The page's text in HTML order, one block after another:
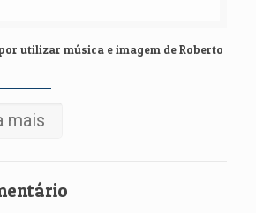
utilizar música e imagem de Roberto
mais